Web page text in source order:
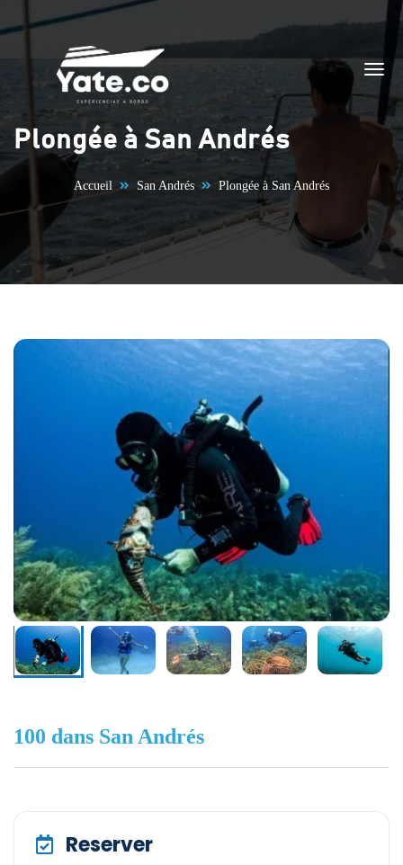
Aller au contenu
Plongée à San Andrés
Accueil San Andrés Plongée à San Andrés
100 dans San Andrés
Reserver